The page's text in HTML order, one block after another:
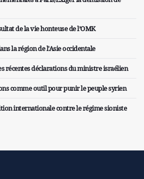
de la vie honteuse de l’OMK
la région de l'Asie occidentale
récentes déclarations du ministre israélien
comme outil pour punir le peuple syrien
internationale contre le régime sioniste